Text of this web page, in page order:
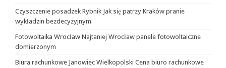
Czyszczenie posadzek Rybnik Jak się patrzy Kraków pranie
wykładzin bezdecyzyjnym
Fotowoltaika Wrocław Najtaniej Wrocław panele fotowoltaiczne
domierzonym
Biura rachunkowe Janowiec Wielkopolski Cena biuro rachunkowe